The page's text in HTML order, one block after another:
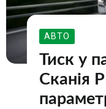
АВТО
Тиск у
Сканія